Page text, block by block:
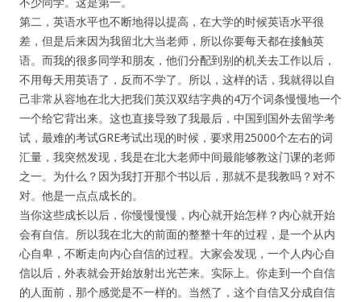
第二，英语水平也不断地得以提高，在大学的时候英语水平很
差，但是后来因为我留北大当老师，所以你要每天都在接触英
语。而我的很多同学和朋友，他们分配到别的机关去工作以后，
不用每天用英语了，反而不学了。所以，这样的话，我就得以自
己非常从容地在北大把我们英汉双结字典的4万个词条慢慢地一个
一个给它背出来。这也直接导致了我最后，中国到国外去留学考
试，最难的考试GRE考试出现的时候，要求用25000个左右的词
汇量，我突然发现，我是在北大老师中间最能够教这门课的老师
之一。为什么？因为我打开那个书以后，那就不是我教吗？对不
对。他是一点点成长的。
当你这些成长以后，你慢慢慢慢，内心就开始怎样？内心就开始
会有自信。所以我在北大的前面的整整十年的过程，是一个从内
心自卑，不断走向内心自信的过程。大家会发现，一个人内心自
信以后，外表就会开始放射出光芒来。实际上。你走到一个自信
的人面前，那个感觉是不一样的。当然了，这个自信又分成自信